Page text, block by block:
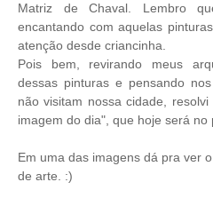
Matriz de Chaval. Lembro
encantando com aquelas
atenção desde criancinha.
Pois bem, revirando meus
dessas pinturas e pensando
não visitam nossa cidade,
imagem do dia", que hoje será no
Em uma das imagens dá pra ver
de arte. :)